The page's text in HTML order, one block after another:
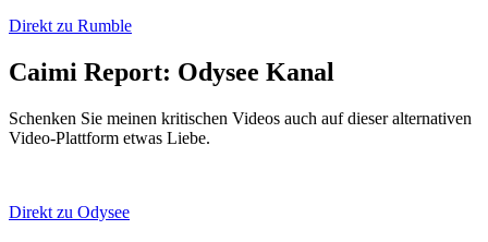
Direkt zu Rumble
Caimi Report: Odysee Kanal
Schenken Sie meinen kritischen Videos auch auf dieser alternativen
Video-Plattform etwas Liebe.
Direkt zu Odysee